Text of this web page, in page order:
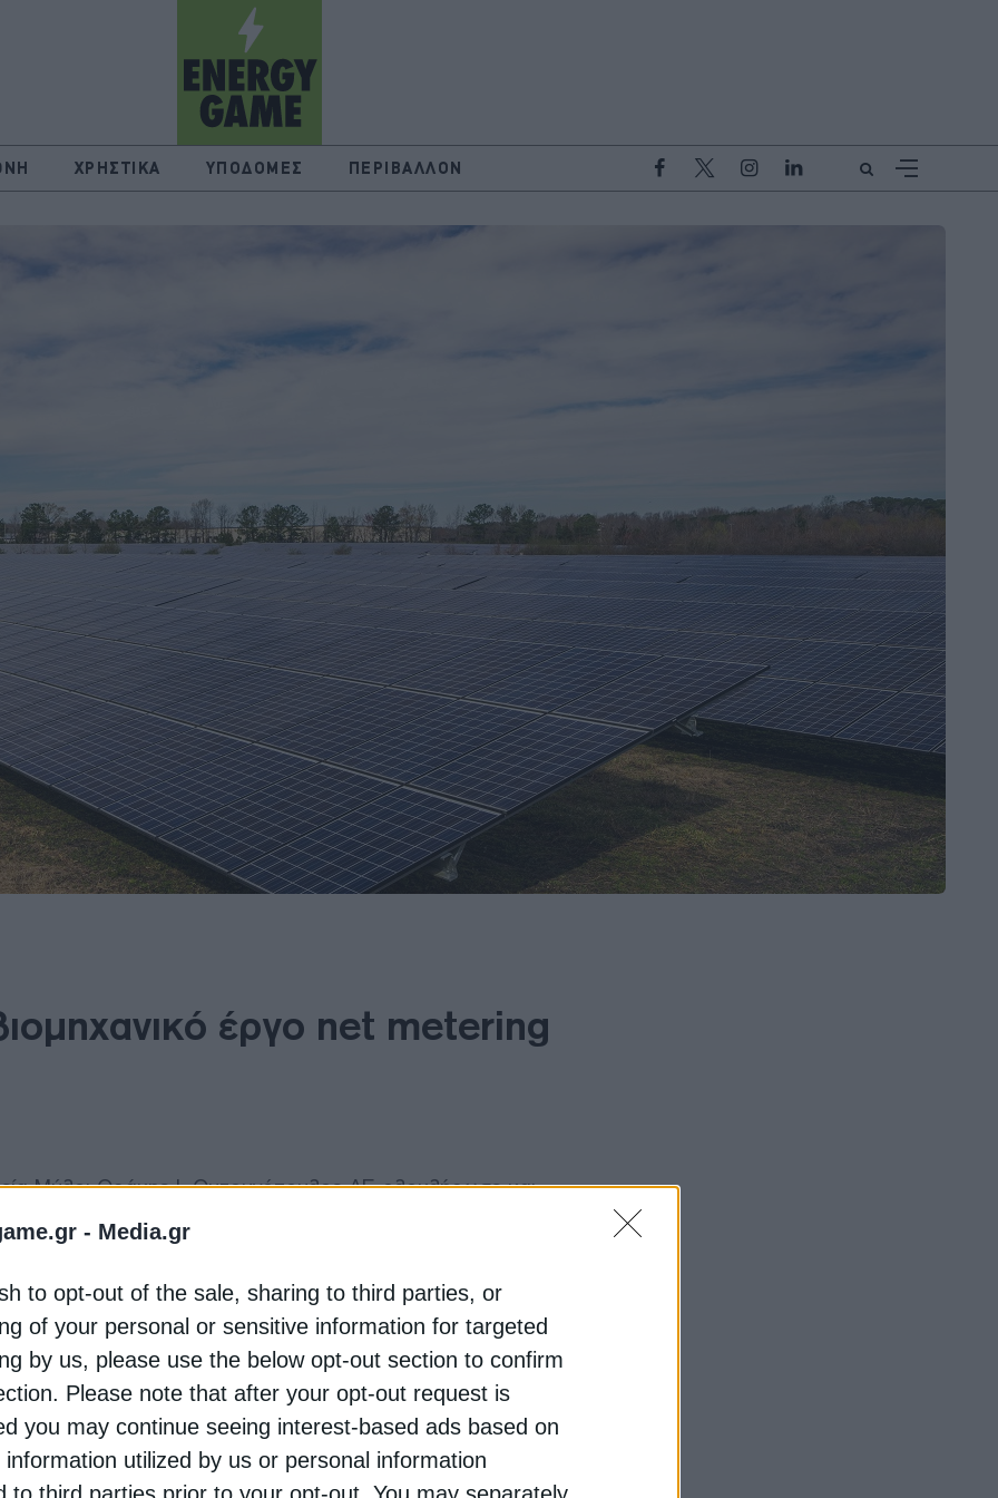
- Media.gr
to opt-out of the sale, sharing to third parties, or
of your personal or sensitive information for targeted
by us, please use the below opt-out section to confirm
Please note that after your opt-out request is
you may continue seeing interest-based ads based on
information utilized by us or personal information
ΧΡΗΣΤΙΚΑ ΥΠΟΔΟΜΕΣ ΠΕΡΙΒΑΛΛΟΝ
έργο net metering
Μύλοι Θράκης Ι. Ουζουνόπουλος ΑΕ ολοκλήρωσε και
net-metering
στο LinkedIn, το έργο ισχύος 1,2 MW «πραγματοποιήθηκε
ΑΕ, μια από τις κορυφαίες ελληνικές
Από εδώ και στο εξής, η Μύλοι Θράκης Ι.
ανάγκες της σε ηλεκτρική ενέργεια, παράγοντας τη δική
σκέλος του έργου, η Recom Repower επισημαίνει πως